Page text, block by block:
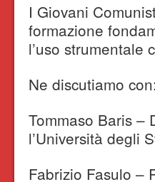
I Giovani
formazione
l’uso strumentale
Ne discutiamo con:
Tommaso Baris –
l’Università degli
Fabrizio Fasulo –